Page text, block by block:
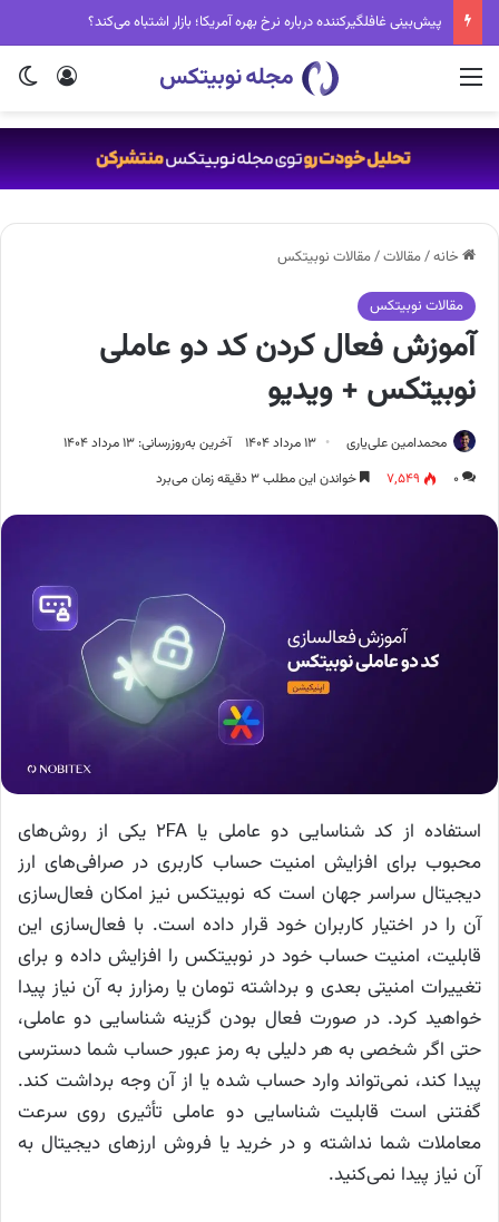
پیش‌بینی غافلگیرکننده درباره نرخ بهره آمریکا؛ بازار اشتباه می‌کند؟
ورود منو
خانه/مقالات/مقالات نوبیتکس
مقالات نوبیتکس
آموزش فعال کردن کد دو عاملی
نوبیتکس + ویدیو
محمدامین علی‌یاری ۱۳ مرداد ۱۴۰۴
آخرین به‌روزرسانی: ۱۳ مرداد ۱۴۰۴
۰
۷,۵۴۹ خواندن این مطلب ۳ دقیقه زمان می‌برد
استفاده از کد شناسایی دو عاملی یا 2FA یکی از روش‌های
محبوب برای افزایش امنیت حساب کاربری در صرافی‌های ارز
دیجیتال سراسر جهان است که نوبیتکس نیز امکان فعال‌سازی
آن را در اختیار کاربران خود قرار داده است. با فعال‌سازی این
قابلیت، امنیت حساب خود در نوبیتکس را افزایش داده و برای
تغییرات امنیتی بعدی و برداشته تومان یا رمزارز به آن نیاز پیدا
خواهید کرد. در صورت فعال بودن گزینه شناسایی دو عاملی،
حتی اگر شخصی به هر دلیلی به رمز عبور حساب شما دسترسی
پیدا کند، نمی‌تواند وارد حساب شده یا از آن وجه برداشت کند.
گفتنی است قابلیت شناسایی دو عاملی تأثیری روی سرعت
معاملات شما نداشته و در خرید یا فروش ارزهای دیجیتال به
آن نیاز پیدا نمی‌کنید.